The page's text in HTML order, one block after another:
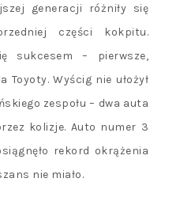
generacji różniły się
części kokpitu.
sukcesem – pierwsze,
Toyoty. Wyścig nie ułożył
zespołu – dwa auta
kolizje. Auto numer 3
rekord okrążenia
nie miało.